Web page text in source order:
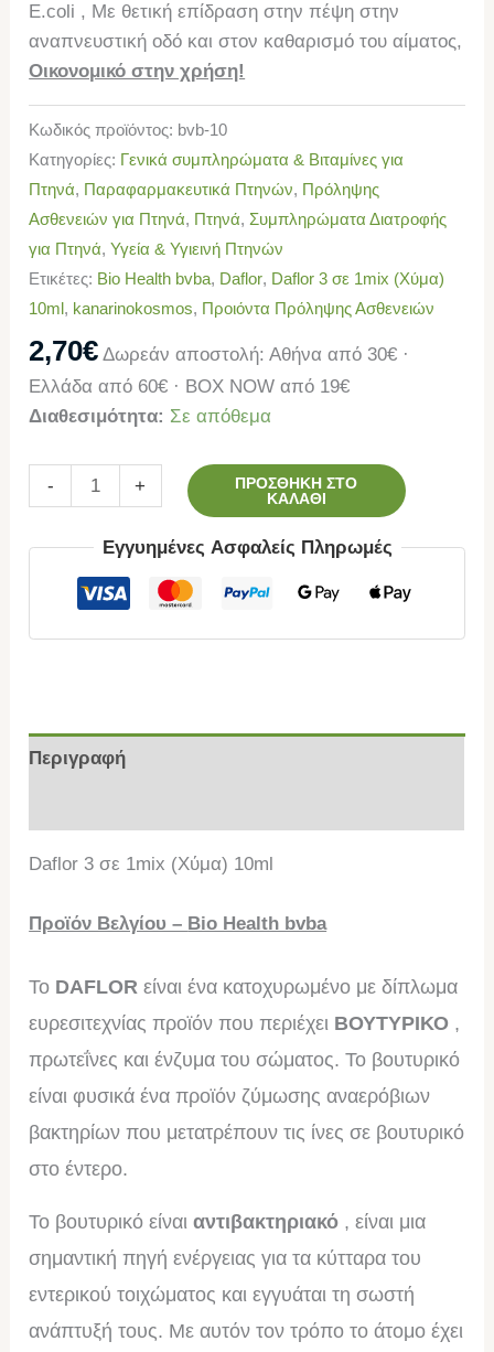
E.coli , Με θετική επίδραση στην πέψη στην
αναπνευστική οδό και στον καθαρισμό του αίματος,
Οικονομικό στην χρήση!
Κωδικός προϊόντος: bvb-10
Κατηγορίες: Γενικά συμπληρώματα & Βιταμίνες για
Πτηνά, Παραφαρμακευτικά Πτηνών, Πρόληψης
Ασθενειών για Πτηνά, Πτηνά, Συμπληρώματα Διατροφής
για Πτηνά,Υγεία & Υγιεινή Πτηνών
Ετικέτες: Bio Health bvba, Daflor, Daflor 3 σε 1mix (Χύμα)
10ml, kanarinokosmos, Προιόντα Πρόληψης Ασθενειών
2,70€ Δωρεάν αποστολή: Αθήνα από 30€ ·
Ελλάδα από 60€ · BOX NOW από 19€
Διαθεσιμότητα: Σε απόθεμα
- +
ΠΡΟΣΘΉΚΗ ΣΤΟ
ΚΑΛΆΘΙ
Εγγυημένες Ασφαλείς Πληρωμές
Περιγραφή
Daflor 3 σε 1mix (Χύμα) 10ml
Προϊόν Βελγίου – Bio Health bvba
Το DAFLOR είναι ένα κατοχυρωμένο με δίπλωμα
ευρεσιτεχνίας προϊόν που περιέχει ΒΟΥΤΥΡΙΚΟ ,
πρωτεΐνες και ένζυμα του σώματος.Το βουτυρικό
είναι φυσικά ένα προϊόν ζύμωσης αναερόβιων
βακτηρίων που μετατρέπουν τις ίνες σε βουτυρικό
στο έντερο.
Το βουτυρικό είναιαντιβακτηριακό , είναι μια
σημαντική πηγή ενέργειας για τα κύτταρα του
εντερικού τοιχώματος και εγγυάται τη σωστή
ανάπτυξή τους. Με αυτόν τον τρόπο το άτομο έχει